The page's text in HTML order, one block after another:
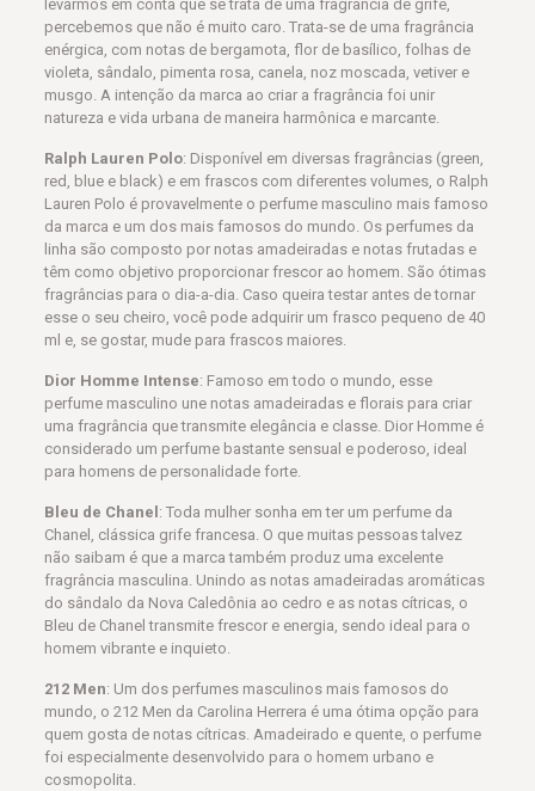
levarmos em conta que se trata de uma fragrância de grife,
percebemos que não é muito caro. Trata-se de uma fragrância
enérgica, com notas de bergamota, flor de basílico, folhas de
violeta, sândalo, pimenta rosa, canela, noz moscada, vetiver e
musgo. A intenção da marca ao criar a fragrância foi unir
natureza e vida urbana de maneira harmônica e marcante.
Ralph Lauren Polo: Disponível em diversas fragrâncias (green,
red, blue e black) e em frascos com diferentes volumes, o Ralph
Lauren Polo é provavelmente o perfume masculino mais famoso
da marca e um dos mais famosos do mundo. Os perfumes da
linha são composto por notas amadeiradas e notas frutadas e
têm como objetivo proporcionar frescor ao homem. São ótimas
fragrâncias para o dia-a-dia. Caso queira testar antes de tornar
esse o seu cheiro, você pode adquirir um frasco pequeno de 40
ml e, se gostar, mude para frascos maiores.
Dior Homme Intense: Famoso em todo o mundo, esse
perfume masculino une notas amadeiradas e florais para criar
uma fragrância que transmite elegância e classe. Dior Homme é
considerado um perfume bastante sensual e poderoso, ideal
para homens de personalidade forte.
Bleu de Chanel : Toda mulher sonha em ter um perfume da
Chanel, clássica grife francesa. O que muitas pessoas talvez
não saibam é que a marca também produz uma excelente
fragrância masculina. Unindo as notas amadeiradas aromáticas
do sândalo da Nova Caledônia ao cedro e as notas cítricas, o
Bleu de Chanel transmite frescor e energia, sendo ideal para o
homem vibrante e inquieto.
212 Men: Um dos perfumes masculinos mais famosos do
mundo, o 212 Men da Carolina Herrera é uma ótima opção para
quem gosta de notas cítricas. Amadeirado e quente, o perfume
foi especialmente desenvolvido para o homem urbano e
cosmopolita.